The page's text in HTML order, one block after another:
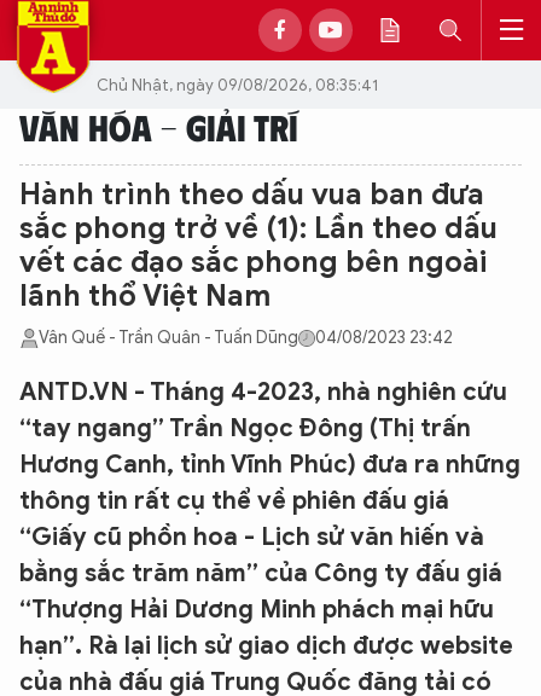
Chủ Nhật, ngày 09/08/2026, 08:35:41
VĂN HÓA - GIẢI TRÍ
Hành trình theo dấu vua ban đưa
sắc phong trở về (1): Lần theo dấu
vết các đạo sắc phong bên ngoài
lãnh thổ Việt Nam
Vân Quế - Trần Quân - Tuấn Dũng 04/08/2023 23:42
ANTD.VN - Tháng 4-2023, nhà nghiên cứu
“tay ngang” Trần Ngọc Đông (Thị trấn
Hương Canh, tỉnh Vĩnh Phúc) đưa ra những
thông tin rất cụ thể về phiên đấu giá
“Giấy cũ phồn hoa - Lịch sử văn hiến và
bằng sắc trăm năm” của Công ty đấu giá
“Thượng Hải Dương Minh phách mại hữu
hạn”. Rà lại lịch sử giao dịch được website
của nhà đấu giá Trung Quốc đăng tải có